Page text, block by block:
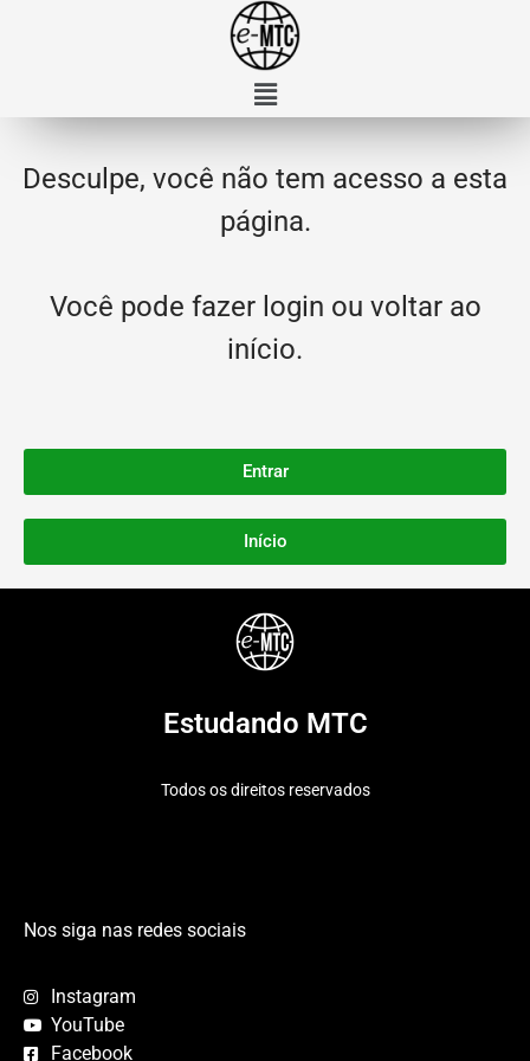
Desculpe, você não tem acesso a esta
página.
Você pode fazer login ou voltar ao
início.
Entrar
Início
Estudando MTC
Todos os direitos reservados
Nos siga nas redes sociais
Instagram
YouTube
Facebook